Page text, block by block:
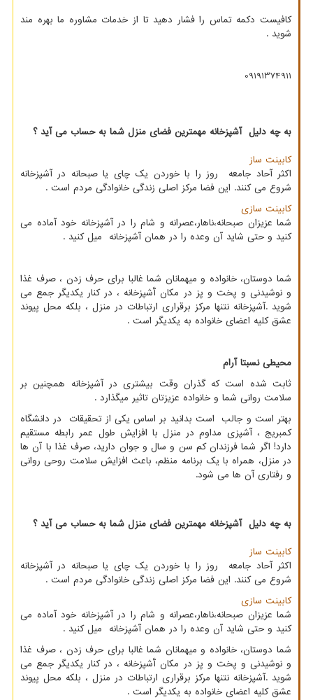
کافیست دکمه تماس را فشار دهید تا از خدمات مشاوره ما بهره مند
شوید .
09191374911
به چه دلیل آشپزخانه مهمترین فضای منزل شما به حساب می آید ؟
کابینت ساز
اکثر آحاد جامعه روز را با خوردن یک چای یا صبحانه در آشپزخانه
شروع می کنند. این فضا مرکز اصلی زندگی خانوادگی مردم است .
کابینت سازی
شما عزیزان صبحانه،ناهار،عصرانه و شام را در آشپزخانه خود آماده می
کنید و حتی شاید آن وعده را در همان آشپزخانه میل کنید .
شما دوستان، خانواده و میهمانان شما غالبا برای حرف زدن ، صرف غذا
و نوشیدنی و پخت و پز در مکان آَشپزخانه ، در کنار یکدیگر جمع می
شوید .آشپزخانه نتنها مرکز برقراری ارتباطات در منزل ، بلکه محل پیوند
عشق کلیه اعضای خانواده به یکدیگر است .
محیطی نسبتا آرام
ثابت شده است که گذران وقت بیشتری در آشپزخانه همچنین بر
سلامت روانی شما و خانواده عزیزتان تاثیر میگذارد .
بهتر است و جالب است بدانید بر اساس یکی از تحقیقات در دانشگاه
کمبریج ، آشپزی مداوم در منزل با افزایش طول عمر رابطه مستقیم
دارد! اگر شما فرزندان کم سن و سال و جوان دارید، صرف غذا با آن ها
در منزل، همراه با یک برنامه منظم، باعث افزایش سلامت روحی روانی
و رفتاری آن ها می شود.
به چه دلیل آشپزخانه مهمترین فضای منزل شما به حساب می آید ؟
کابینت ساز
اکثر آحاد جامعه روز را با خوردن یک چای یا صبحانه در آشپزخانه
شروع می کنند. این فضا مرکز اصلی زندگی خانوادگی مردم است .
کابینت سازی
شما عزیزان صبحانه،ناهار،عصرانه و شام را در آشپزخانه خود آماده می
کنید و حتی شاید آن وعده را در همان آشپزخانه میل کنید .
شما دوستان، خانواده و میهمانان شما غالبا برای حرف زدن ، صرف غذا
و نوشیدنی و پخت و پز در مکان آَشپزخانه ، در کنار یکدیگر جمع می
شوید .آشپزخانه نتنها مرکز برقراری ارتباطات در منزل ، بلکه محل پیوند
عشق کلیه اعضای خانواده به یکدیگر است .